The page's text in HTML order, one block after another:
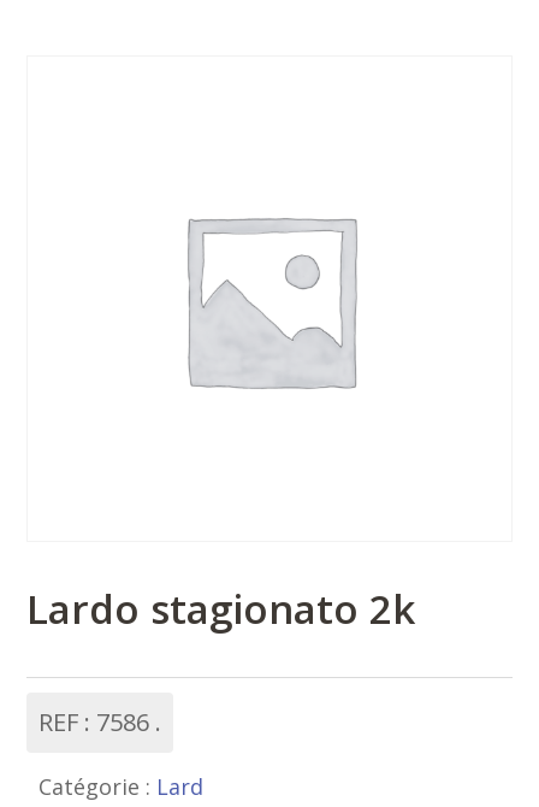
Lardo stagionato 2k
REF : 7586
Catégorie : Lard